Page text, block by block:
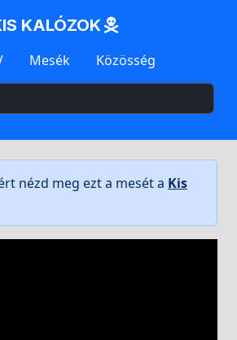
KALÓZOK
Mesék Közösség
nézd meg ezt a mesét a Kis